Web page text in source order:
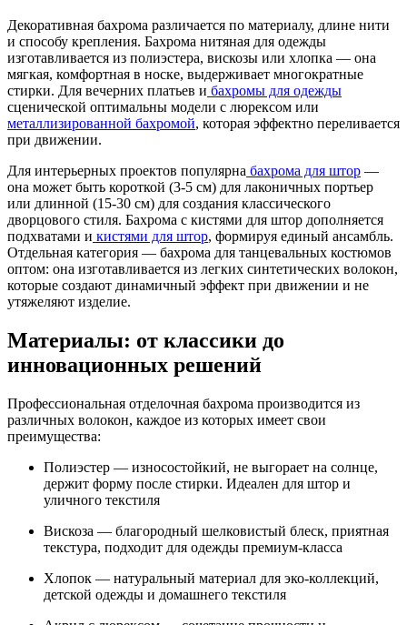
Декоративная бахрома различается по материалу, длине нити
и способу крепления. Бахрома нитяная для одежды
изготавливается из полиэстера, вискозы или хлопка — она
мягкая, комфортная в носке, выдерживает многократные
стирки. Для вечерних платьев и бахромы для одежды
сценической оптимальны модели с люрексом или
металлизированной бахромой, которая эффектно переливается
при движении.
Для интерьерных проектов популярна бахрома для штор —
она может быть короткой (3-5 см) для лаконичных портьер
или длинной (15-30 см) для создания классического
дворцового стиля. Бахрома с кистями для штор дополняется
подхватами и кистями для штор, формируя единый ансамбль.
Отдельная категория — бахрома для танцевальных костюмов
оптом: она изготавливается из легких синтетических волокон,
которые создают динамичный эффект при движении и не
утяжеляют изделие.
Материалы: от классики до
инновационных решений
Профессиональная отделочная бахрома производится из
различных волокон, каждое из которых имеет свои
преимущества:
Полиэстер — износостойкий, не выгорает на солнце,
держит форму после стирки. Идеален для штор и
уличного текстиля
Вискоза — благородный шелковистый блеск, приятная
текстура, подходит для одежды премиум-класса
Хлопок — натуральный материал для эко-коллекций,
детской одежды и домашнего текстиля